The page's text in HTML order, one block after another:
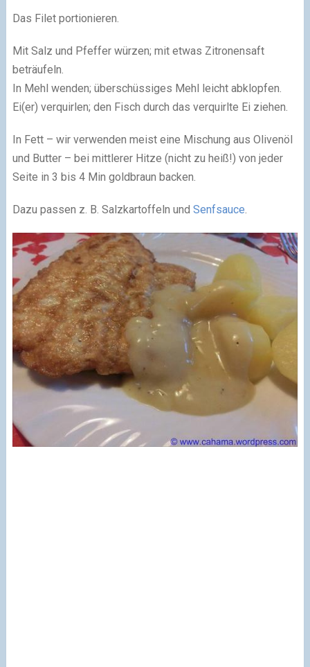
Das Filet portionieren.
Mit Salz und Pfeffer würzen; mit etwas Zitronensaft
beträufeln.
In Mehl wenden; überschüssiges Mehl leicht abklopfen.
Ei(er) verquirlen; den Fisch durch das verquirlte Ei ziehen.
In Fett – wir verwenden meist eine Mischung aus Olivenöl
und Butter – bei mittlerer Hitze (nicht zu heiß!) von jeder
Seite in 3 bis 4 Min goldbraun backen.
Dazu passen z. B. Salzkartoffeln und Senfsauce